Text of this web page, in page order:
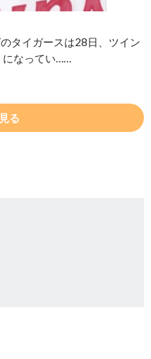
タイガースは28日、ツイン
になってい……
る